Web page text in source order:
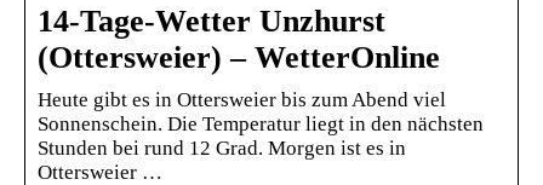
14-Tage-Wetter Unzhurst
(Ottersweier) – WetterOnline
Heute gibt es in Ottersweier bis zum Abend viel
Sonnenschein. Die Temperatur liegt in den nächsten
Stunden bei rund 12 Grad. Morgen ist es in
Ottersweier …